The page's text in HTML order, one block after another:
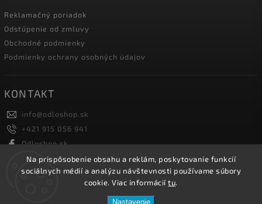
Na prispôsobenie obsahu a reklám, poskytovanie funkcií
sociálnych médií a analýzu návštevnosti používame súbory
cookie. Viac informáciítu.
Nastavenie
Reklamačný poriadok
Odstúpenie od zmluvy
Obchodné podmienky
Podmienky ochrany osobných údajov
KONTAKT
info@odloshop.sk
+421 915 056 941
Odloshop.sk
odloshoppremiumsportfashion
ODLOSHOP. Všetky práva vyhradené.